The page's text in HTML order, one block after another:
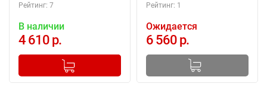
Рейтинг: 7
В наличии
4 610 р.
+
Добавлено в корзину
Рейтинг: 1
Ожидается
6 560 р.